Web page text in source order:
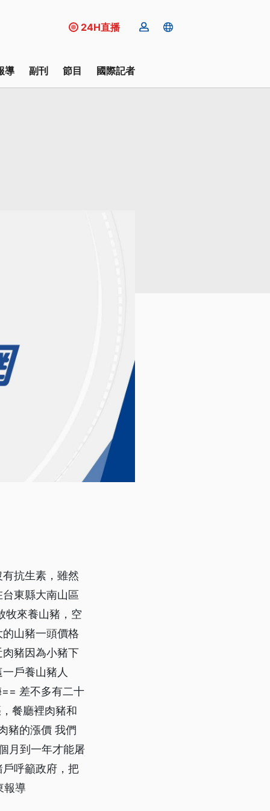
24H直播
導 副刊 節目 國際記者
抗生素，雖然
東縣大南山區
牧來養山豬，空
山豬一頭價格
豬因為小豬下
戶養山豬人
差不多有二十
餐廳裡肉豬和
豬的漲價 我們
月到一年才能屠
呼籲政府，把
報導